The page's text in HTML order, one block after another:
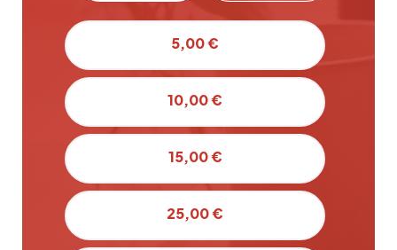
5,00 €
10,00 €
15,00 €
25,00 €